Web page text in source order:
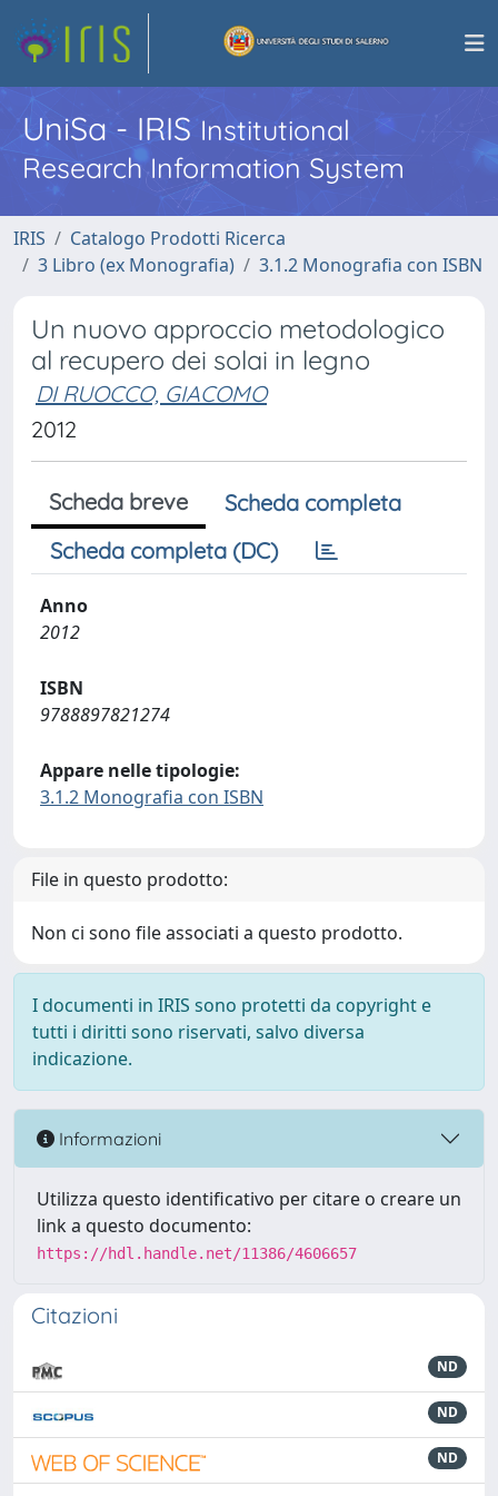
UniSa - IRISInstitutional
Research Information System
IRIS
Catalogo Prodotti Ricerca
3 Libro (ex Monografia)
3.1.2 Monografia con ISBN
Un nuovo approccio metodologico
al recupero dei solai in legno
DI RUOCCO, GIACOMO
2012
Scheda breve
Scheda completa
Scheda completa (DC)
Anno
2012
ISBN
9788897821274
Appare nelle tipologie:
3.1.2 Monografia con ISBN
File in questo prodotto:
Non ci sono file associati a questo prodotto.
I documenti in IRIS sono protetti da copyright e
tutti i diritti sono riservati, salvo diversa
indicazione.
Informazioni
Utilizza questo identificativo per citare o creare un
link a questo documento:
https://hdl.handle.net/11386/4606657
Citazioni
ND
ND
ND